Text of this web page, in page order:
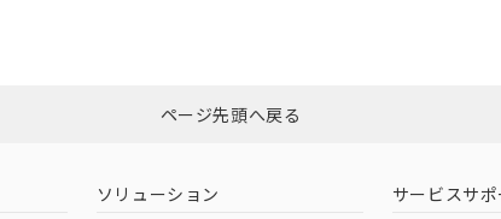
ダウンロードはこちら
（日本
（アメリカ
ページ先頭へ戻る
ソリューション サービスサポ